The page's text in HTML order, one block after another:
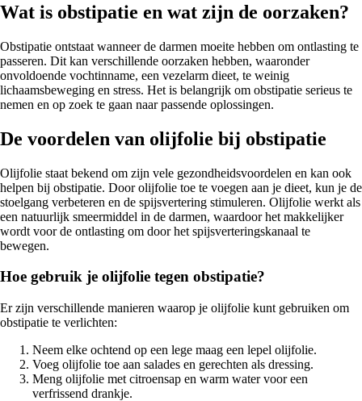
Wat is obstipatie en wat zijn de oorzaken?
Obstipatie ontstaat wanneer de darmen moeite hebben om ontlasting te
passeren. Dit kan verschillende oorzaken hebben, waaronder
onvoldoende vochtinname, een vezelarm dieet, te weinig
lichaamsbeweging en stress. Het is belangrijk om obstipatie serieus te
nemen en op zoek te gaan naar passende oplossingen.
De voordelen van olijfolie bij obstipatie
Olijfolie staat bekend om zijn vele gezondheidsvoordelen en kan ook
helpen bij obstipatie. Door olijfolie toe te voegen aan je dieet, kun je de
stoelgang verbeteren en de spijsvertering stimuleren. Olijfolie werkt als
een natuurlijk smeermiddel in de darmen, waardoor het makkelijker
wordt voor de ontlasting om door het spijsverteringskanaal te
bewegen.
Hoe gebruik je olijfolie tegen obstipatie?
Er zijn verschillende manieren waarop je olijfolie kunt gebruiken om
obstipatie te verlichten:
Neem elke ochtend op een lege maag een lepel olijfolie.
Voeg olijfolie toe aan salades en gerechten als dressing.
Meng olijfolie met citroensap en warm water voor een
verfrissend drankje.